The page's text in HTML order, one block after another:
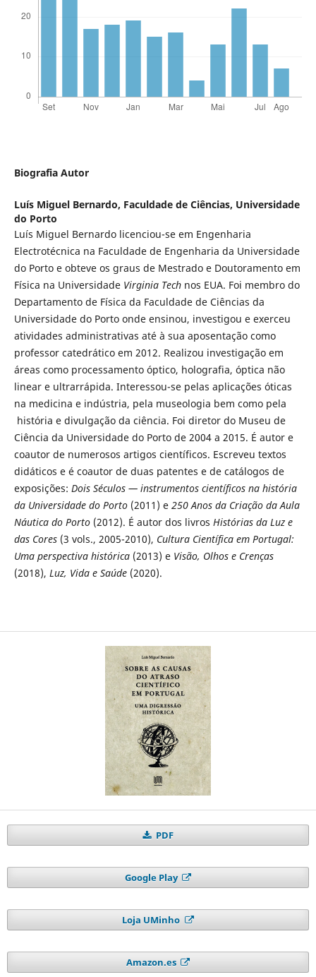
Biografia Autor
Luís Miguel Bernardo, Faculdade de Ciências, Universidade
do Porto
Luís Miguel Bernardo licenciou-se em Engenharia
Electrotécnica na Faculdade de Engenharia da Universidade
do Porto e obteve os graus de Mestrado e Doutoramento em
Física na Universidade Virginia Technos EUA. Foi membro do
Departamento de Física da Faculdade de Ciências da
Universidade do Porto onde ensinou, investigou e exerceu
atividades administrativas até à sua aposentação como
professor catedrático em 2012. Realizou investigação em
áreas como processamento óptico, holografia, óptica não
linear e ultrarrápida. Interessou-se pelas aplicações óticas
na medicina e indústria, pela museologia bem como pela
história e divulgação da ciência. Foi diretor do Museu de
Ciência da Universidade do Porto de 2004 a 2015. É autor e
coautor de numerosos artigos científicos. Escreveu textos
didáticos e é coautor de duas patentes e de catálogos de
exposições: Dois Séculos — instrumentos científicos na história
da Universidade do Porto(2011) e 250 Anos da Criação da Aula
Náutica do Porto(2012). É autor dos livros Histórias da Luz e
das Cores(3 vols., 2005-2010), Cultura Científica em Portugal:
Uma perspectiva histórica(2013) e Visão, Olhos e Crenças
(2018), Luz, Vida e Saúde(2020).
PDF
Google Play
Loja UMinho
Amazon.es